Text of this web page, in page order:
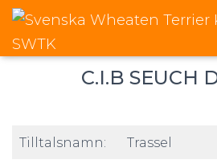
Lakkas Ultra Gold
C.I.B SEUCH
Tilltalsnamn: Trassel